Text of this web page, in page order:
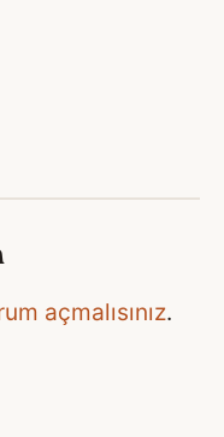
açmalısınız.